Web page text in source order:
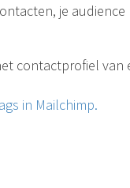
je
contactprofiel van
in Mailchimp.